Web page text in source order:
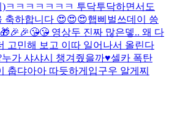
)ㅋㅋㅋㅋㅋㅋㅋ 투닥투닥하면서도
축하합니다 😍😍😍햅삐벌쓰데이 씅
영상두 진짜 많은뎋.. 왜 다
고민해 보고 이따 일어나서 올린다
누가 샤샤시 챙겨줬을까♥️셀카 폭탄
춥댜아아 따듯하게입구우 알게찌